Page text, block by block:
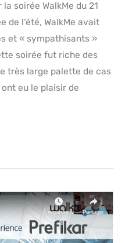
soirée WalkMe du 21
de l’été, WalkMe avait
et « sympathisants »
soirée fut riche des
très large palette de cas
ont eu le plaisir de